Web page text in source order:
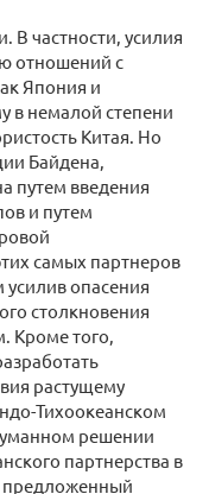
В частности, усилия
отношений с
Япония и
в немалой степени
Китая. Но
Байдена,
путем введения
и путем
самых партнеров
опасения
столкновения
Кроме того,
растущему
Тихоокеанском
решении
партнерства в
предложенный